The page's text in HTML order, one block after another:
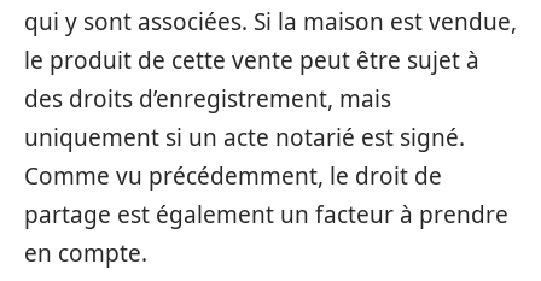
qui y sont associées. Si la maison est vendue,
le produit de cette vente peut être sujet à
des droits d’enregistrement, mais
uniquement si un acte notarié est signé.
Comme vu précédemment, le droit de
partage est également un facteur à prendre
en compte.